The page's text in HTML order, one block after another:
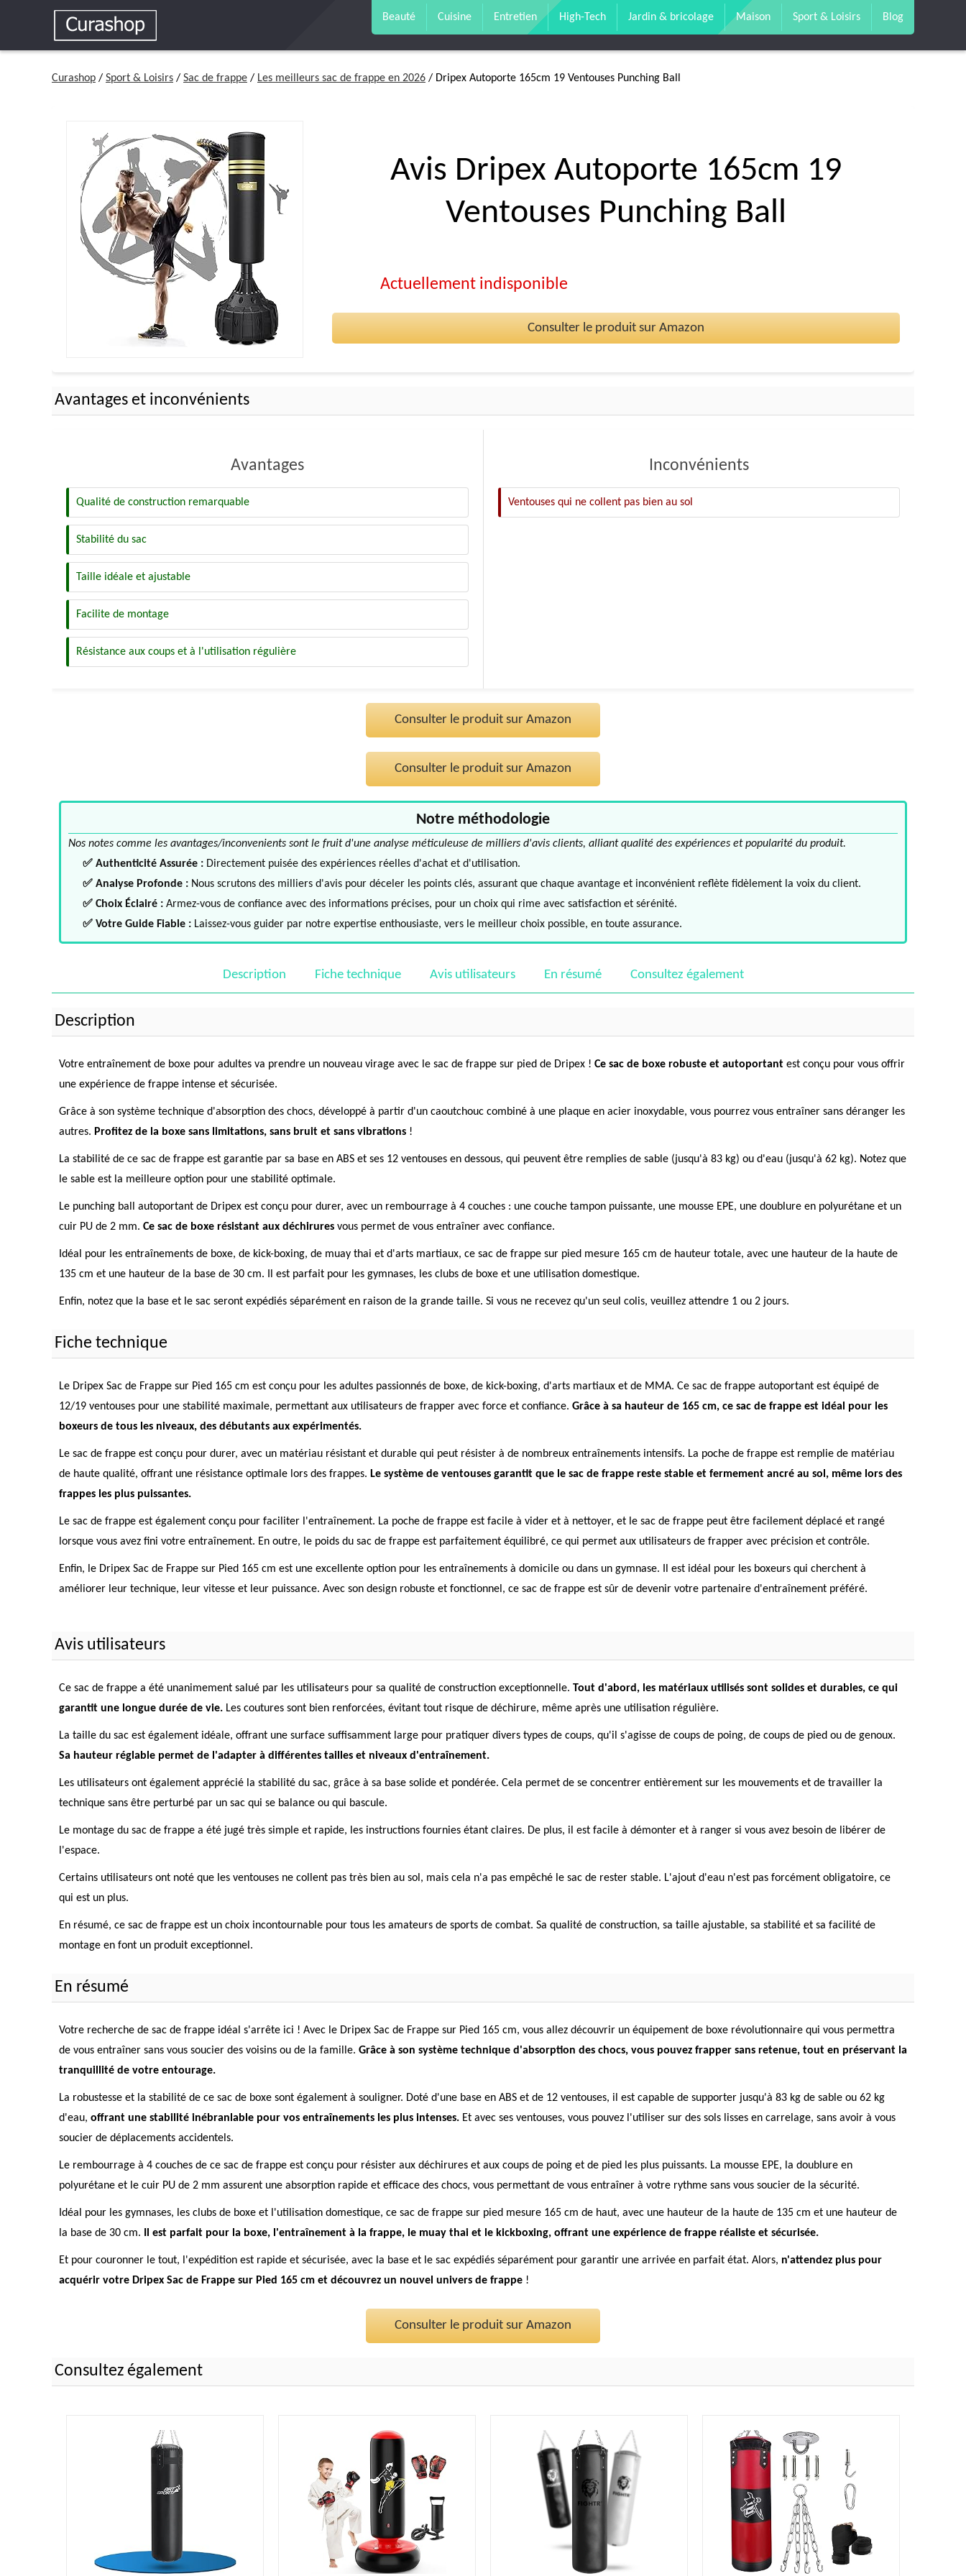
Beauté Cuisine Entretien High-Tech Jardin & bricolage Maison Sport & Loisirs Blog
Curashop / Sport & Loisirs / Sac de frappe / Les meilleurs sac de frappe en 2026 / Dripex Autoporte 165cm 19 Ventouses Punching Ball
Avis Dripex Autoporte 165cm 19
Ventouses Punching Ball
Actuellement indisponible
Consulter le produit sur Amazon
Avantages et inconvénients
Avantages
Qualité de construction remarquable
Stabilité du sac
Taille idéale et ajustable
Facilite de montage
Résistance aux coups et à l'utilisation régulière
Inconvénients
Ventouses qui ne collent pas bien au sol
Consulter le produit sur Amazon
Consulter le produit sur Amazon
Notre méthodologie
Nos notes comme les avantages/inconvenients sont le fruit d'une analyse méticuleuse de milliers d'avis clients, alliant qualité des expériences et popularité du produit.
✅ Authenticité Assurée : Directement puisée des expériences réelles d'achat et d'utilisation.
✅ Analyse Profonde : Nous scrutons des milliers d'avis pour déceler les points clés, assurant que chaque avantage et inconvénient reflète fidèlement la voix du client.
✅ Choix Éclairé : Armez-vous de confiance avec des informations précises, pour un choix qui rime avec satisfaction et sérénité.
✅ Votre Guide Fiable : Laissez-vous guider par notre expertise enthousiaste, vers le meilleur choix possible, en toute assurance.
Description Fiche technique Avis utilisateurs En résumé Consultez également
Description
Votre entraînement de boxe pour adultes va prendre un nouveau virage avec le sac de frappe sur pied de Dripex ! Ce sac de boxe robuste et autoportant est conçu pour vous offrir
une expérience de frappe intense et sécurisée.
Grâce à son système technique d'absorption des chocs, développé à partir d'un caoutchouc combiné à une plaque en acier inoxydable, vous pourrez vous entraîner sans déranger les
autres. Profitez de la boxe sans limitations, sans bruit et sans vibrations !
La stabilité de ce sac de frappe est garantie par sa base en ABS et ses 12 ventouses en dessous, qui peuvent être remplies de sable (jusqu'à 83 kg) ou d'eau (jusqu'à 62 kg). Notez que
le sable est la meilleure option pour une stabilité optimale.
Le punching ball autoportant de Dripex est conçu pour durer, avec un rembourrage à 4 couches : une couche tampon puissante, une mousse EPE, une doublure en polyurétane et un
cuir PU de 2 mm. Ce sac de boxe résistant aux déchirures vous permet de vous entraîner avec confiance.
Idéal pour les entraînements de boxe, de kick-boxing, de muay thai et d'arts martiaux, ce sac de frappe sur pied mesure 165 cm de hauteur totale, avec une hauteur de la haute de
135 cm et une hauteur de la base de 30 cm. Il est parfait pour les gymnases, les clubs de boxe et une utilisation domestique.
Enfin, notez que la base et le sac seront expédiés séparément en raison de la grande taille. Si vous ne recevez qu'un seul colis, veuillez attendre 1 ou 2 jours.
Fiche technique
Le Dripex Sac de Frappe sur Pied 165 cm est conçu pour les adultes passionnés de boxe, de kick-boxing, d'arts martiaux et de MMA. Ce sac de frappe autoportant est équipé de
12/19 ventouses pour une stabilité maximale, permettant aux utilisateurs de frapper avec force et confiance. Grâce à sa hauteur de 165 cm, ce sac de frappe est idéal pour les
boxeurs de tous les niveaux, des débutants aux expérimentés.
Le sac de frappe est conçu pour durer, avec un matériau résistant et durable qui peut résister à de nombreux entraînements intensifs. La poche de frappe est remplie de matériau
de haute qualité, offrant une résistance optimale lors des frappes. Le système de ventouses garantit que le sac de frappe reste stable et fermement ancré au sol, même lors des
frappes les plus puissantes.
Le sac de frappe est également conçu pour faciliter l'entraînement. La poche de frappe est facile à vider et à nettoyer, et le sac de frappe peut être facilement déplacé et rangé
lorsque vous avez fini votre entraînement. En outre, le poids du sac de frappe est parfaitement équilibré, ce qui permet aux utilisateurs de frapper avec précision et contrôle.
Enfin, le Dripex Sac de Frappe sur Pied 165 cm est une excellente option pour les entraînements à domicile ou dans un gymnase. Il est idéal pour les boxeurs qui cherchent à
améliorer leur technique, leur vitesse et leur puissance. Avec son design robuste et fonctionnel, ce sac de frappe est sûr de devenir votre partenaire d'entraînement préféré.
Avis utilisateurs
Ce sac de frappe a été unanimement salué par les utilisateurs pour sa qualité de construction exceptionnelle. Tout d'abord, les matériaux utilisés sont solides et durables, ce qui
garantit une longue durée de vie. Les coutures sont bien renforcées, évitant tout risque de déchirure, même après une utilisation régulière.
La taille du sac est également idéale, offrant une surface suffisamment large pour pratiquer divers types de coups, qu'il s'agisse de coups de poing, de coups de pied ou de genoux.
Sa hauteur réglable permet de l'adapter à différentes tailles et niveaux d'entraînement.
Les utilisateurs ont également apprécié la stabilité du sac, grâce à sa base solide et pondérée. Cela permet de se concentrer entièrement sur les mouvements et de travailler la
technique sans être perturbé par un sac qui se balance ou qui bascule.
Le montage du sac de frappe a été jugé très simple et rapide, les instructions fournies étant claires. De plus, il est facile à démonter et à ranger si vous avez besoin de libérer de
l'espace.
Certains utilisateurs ont noté que les ventouses ne collent pas très bien au sol, mais cela n'a pas empêché le sac de rester stable. L'ajout d'eau n'est pas forcément obligatoire, ce
qui est un plus.
En résumé, ce sac de frappe est un choix incontournable pour tous les amateurs de sports de combat. Sa qualité de construction, sa taille ajustable, sa stabilité et sa facilité de
montage en font un produit exceptionnel.
En résumé
Votre recherche de sac de frappe idéal s'arrête ici ! Avec le Dripex Sac de Frappe sur Pied 165 cm, vous allez découvrir un équipement de boxe révolutionnaire qui vous permettra
de vous entraîner sans vous soucier des voisins ou de la famille. Grâce à son système technique d'absorption des chocs, vous pouvez frapper sans retenue, tout en préservant la
tranquillité de votre entourage.
La robustesse et la stabilité de ce sac de boxe sont également à souligner. Doté d'une base en ABS et de 12 ventouses, il est capable de supporter jusqu'à 83 kg de sable ou 62 kg
d'eau, offrant une stabilité inébranlable pour vos entraînements les plus intenses. Et avec ses ventouses, vous pouvez l'utiliser sur des sols lisses en carrelage, sans avoir à vous
soucier de déplacements accidentels.
Le rembourrage à 4 couches de ce sac de frappe est conçu pour résister aux déchirures et aux coups de poing et de pied les plus puissants. La mousse EPE, la doublure en
polyurétane et le cuir PU de 2 mm assurent une absorption rapide et efficace des chocs, vous permettant de vous entraîner à votre rythme sans vous soucier de la sécurité.
Idéal pour les gymnases, les clubs de boxe et l'utilisation domestique, ce sac de frappe sur pied mesure 165 cm de haut, avec une hauteur de la haute de 135 cm et une hauteur de
la base de 30 cm.
Il est parfait pour la boxe, l'entraînement à la frappe, le muay thai et le kickboxing, offrant une expérience de frappe réaliste et sécurisée.
Et pour couronner le tout, l'expédition est rapide et sécurisée, avec la base et le sac expédiés séparément pour garantir une arrivée en parfait état. Alors, n'attendez plus pour
acquérir votre Dripex Sac de Frappe sur Pied 165 cm et découvrez un nouvel univers de frappe !
Consulter le produit sur Amazon
Consultez également